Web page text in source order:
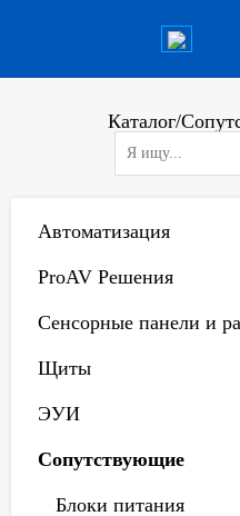
Каталог/
Автоматизация
ProAV Решения
Сенсорные панели и
Щиты
ЭУИ
Сопутствующие
Блоки питания